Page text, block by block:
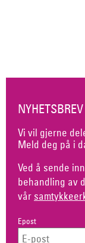
NYHETSBREV
Vi vil gjerne
Meld deg på i
Ved å sende
behandling av
vår
Epost